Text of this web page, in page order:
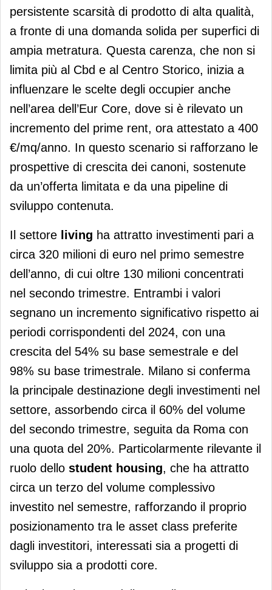
persistente scarsità di prodotto di alta qualità,
a fronte di una domanda solida per superfici di
ampia metratura. Questa carenza, che non si
limita più al Cbd e al Centro Storico, inizia a
influenzare le scelte degli occupier anche
nell’area dell’Eur Core, dove si è rilevato un
incremento del prime rent, ora attestato a 400
€/mq/anno. In questo scenario si rafforzano le
prospettive di crescita dei canoni, sostenute
da un’offerta limitata e da una pipeline di
sviluppo contenuta.
Il settore living ha attratto investimenti pari a
circa 320 milioni di euro nel primo semestre
dell’anno, di cui oltre 130 milioni concentrati
nel secondo trimestre. Entrambi i valori
segnano un incremento significativo rispetto ai
periodi corrispondenti del 2024, con una
crescita del 54% su base semestrale e del
98% su base trimestrale. Milano si conferma
la principale destinazione degli investimenti nel
settore, assorbendo circa il 60% del volume
del secondo trimestre, seguita da Roma con
una quota del 20%. Particolarmente rilevante il
ruolo dello student housing, che ha attratto
circa un terzo del volume complessivo
investito nel semestre, rafforzando il proprio
posizionamento tra le asset class preferite
dagli investitori, interessati sia a progetti di
sviluppo sia a prodotti core.